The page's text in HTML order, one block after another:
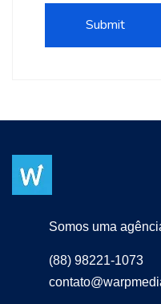
Somos uma
(88) 98221-1073